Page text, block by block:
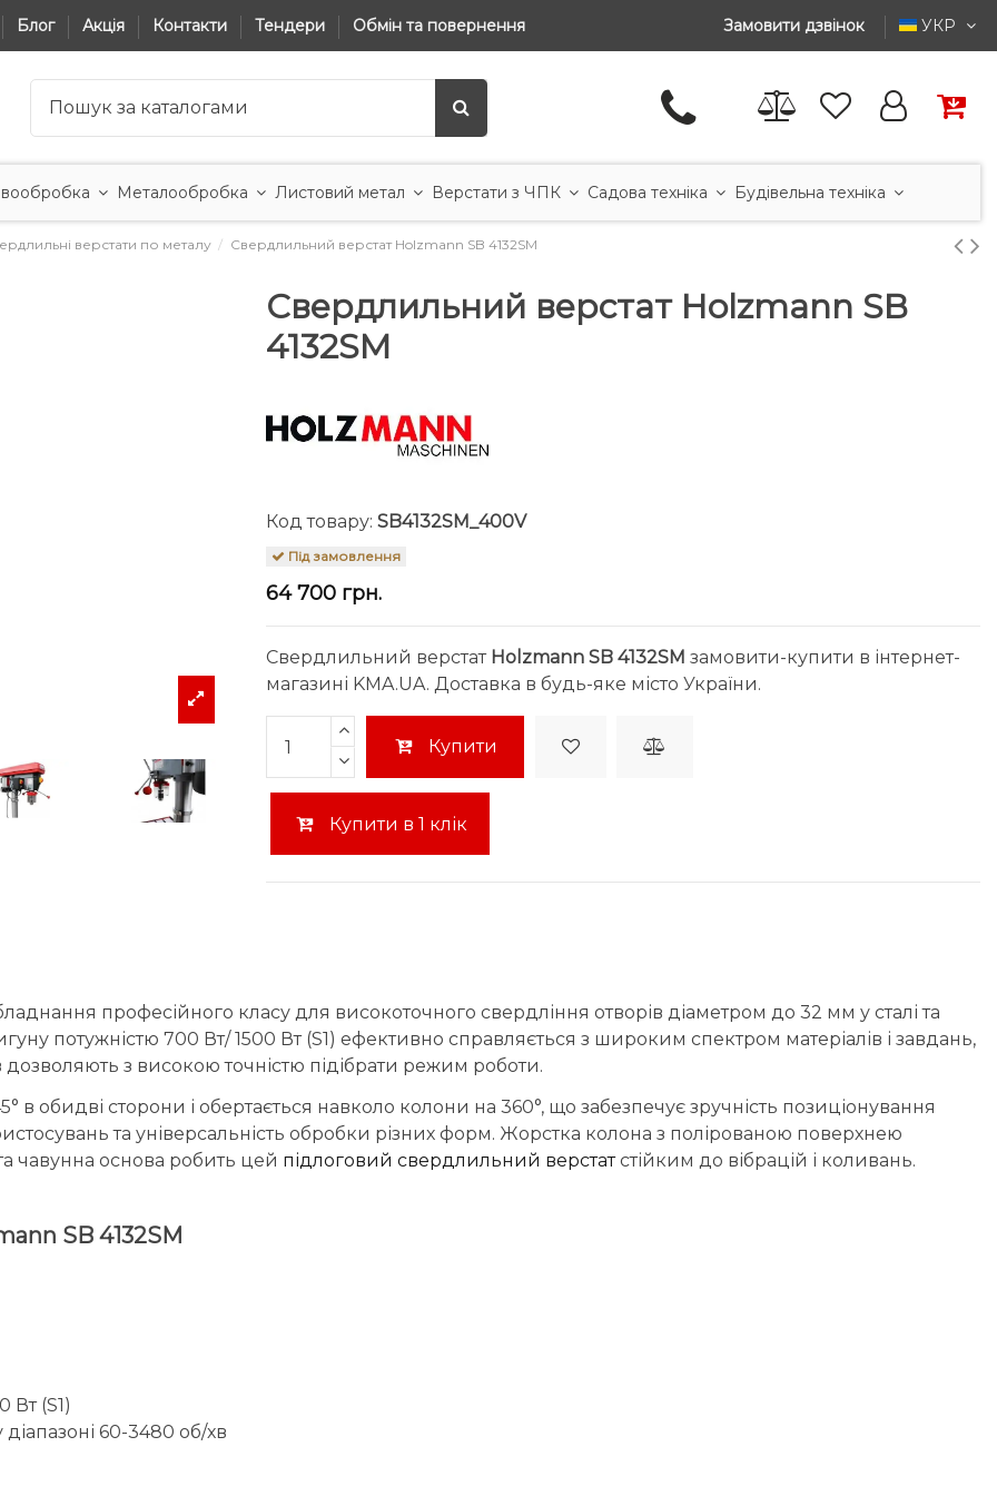
Блог Акція Контакти Тендери Обмін та повернення Замовити дзвінок УКР
Металообробка Листовий метал Верстати з ЧПК Садова техніка Будівельна техніка
верстати по металу Свердлильний верстат Holzmann SB 4132SM
Свердлильний верстат Holzmann SB
4132SM
Код товару: SB4132SM_400V
Під замовлення
64 700 грн.
Свердлильний верстат Holzmann SB 4132SM замовити-купити в інтернет-
магазині KMA.UA. Доставка в будь-яке місто України.
Купити
Купити в 1 клік
професійного класу для високоточного свердління отворів діаметром до 32 мм у сталі та
потужністю 700 Вт/ 1500 Вт (S1) ефективно справляється з широким спектром матеріалів і завдань,
з високою точністю підібрати режим роботи.
в обидві сторони і обертається навколо колони на 360°, що забезпечує зручність позиціонування
та універсальність обробки різних форм. Жорстка колона з полірованою поверхнею
чавунна основа робить цей підлоговий свердлильний верстатстійким до вібрацій і коливань.
SB 4132SM
Вт (S1)
60-3480 об/хв